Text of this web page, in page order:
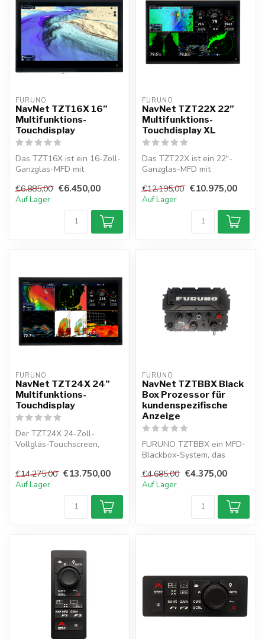
FURUNO
NavNet TZT16X 16”
Multifunktions-
Touchdisplay
Das TZT16X ist ein 16-Zoll-
Ganzglas-MFD mit
eingebautem...
€6.885,00 €6.450,00
Auf Lager
FURUNO
NavNet TZT22X 22”
Multifunktions-
Touchdisplay XL
Das TZT22X ist ein 22"-
Ganzglas-MFD mit
Netzwerkkonnektivität, s...
€12.195,00 €10.975,00
Auf Lager
FURUNO
NavNet TZT24X 24”
Multifunktions-
Touchdisplay
Der TZT24X 24-Zoll-
Vollglas-Touchscreen,
€14.275,00 €13.750,00
Auf Lager
FURUNO
NavNet TZTBBX Black
Box Prozessor für
kundenspezifische
Anzeige
FURUNO TZTBBX ein MFD-
Blackbox-System, das
kombinier...
€4.685,00 €4.375,00
Auf Lager